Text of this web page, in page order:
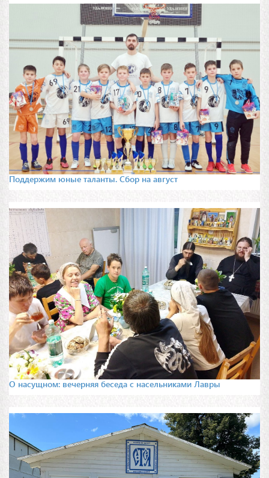
Поддержим юные таланты. Сбор на август
О насущном: вечерняя беседа с насельниками Лавры